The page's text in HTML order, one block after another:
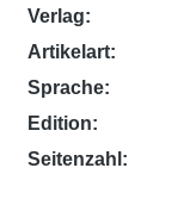
Verlag:
Artikelart:
Sprache:
Edition:
Seitenzahl: